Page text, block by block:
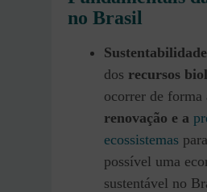
no Brasil
dos recursos
ocorrer de forma
renovação e a
ecossistemas
possível uma
sustentável no